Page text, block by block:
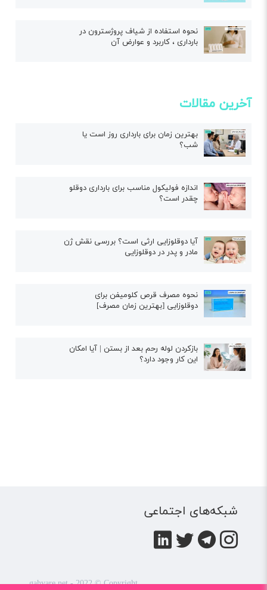
نحوه استفاده از شیاف پروژسترون در
بارداری ، کاربرد و عوارض آن
آخرین مقالات
بهترین زمان برای بارداری روز است یا
شب؟
اندازه فولیکول مناسب برای بارداری دوقلو
چقدر است؟
آیا دوقلوزایی ارثی است؟ بررسی نقش ژن
مادر و پدر در دوقلوزایی
نحوه مصرف قرص کلومیفن برای
دوقلوزایی [بهترین زمان مصرف]
بازکردن لوله رحم بعد از بستن | آیا امکان
این کار وجود دارد؟
شبکه‌های اجتماعی
gahvare.net - 2022 © Copyright